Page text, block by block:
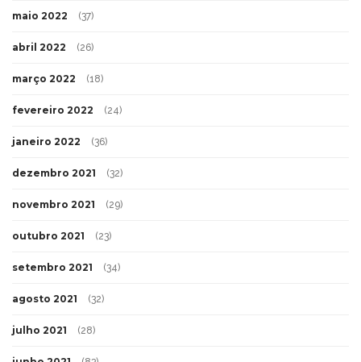
maio 2022 (37)
abril 2022 (26)
março 2022 (18)
fevereiro 2022 (24)
janeiro 2022 (36)
dezembro 2021 (32)
novembro 2021 (29)
outubro 2021 (23)
setembro 2021 (34)
agosto 2021 (32)
julho 2021 (28)